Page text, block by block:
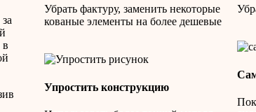
в
Убрать фактуру, заменить некоторые
кованые элементы на более дешевые
Упростить конструкцию